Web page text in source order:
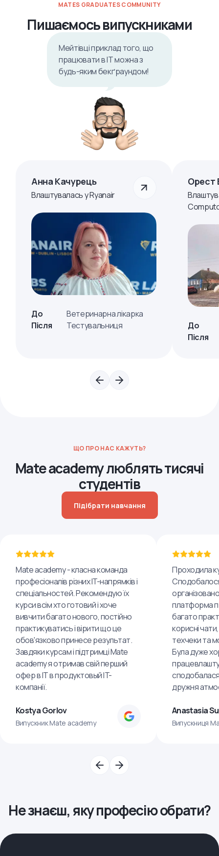
MATES GRADUATES COMMUNITY
Пишаємось випускниками
Мейтівці приклад того, що
працювати в ІТ можна з
будь-яким бекґраундом!
Анна Качурець
Влаштувалась у Ryanair
До
Ветеринарна лікарка
Після
Тестувальниця
Орест
До
Після
ЩО ПРО НАС КАЖУТЬ?
Mate academy люблять тисячі
студентів
Підібрати навчання
Mate academy - класна команда
професіоналів різних IT-напрямків і
спеціальностей. Рекомендую їх
курси всім хто готовий і хоче
вивчити багато нового, постійно
практикуватись і вірити що це
обов'язково принесе результат.
Завдяки курсам і підтримці Mate
academy я отримав свій перший
офер в IT в продуктовый IT-
компанії.
Kostya Gorlov
Випускник Mate academy
Проходила
платформа
багато
корисні
техчеки та
Була дуже
дружня
Anastasia
Випускниця
Не знаєш, яку професію обрати?